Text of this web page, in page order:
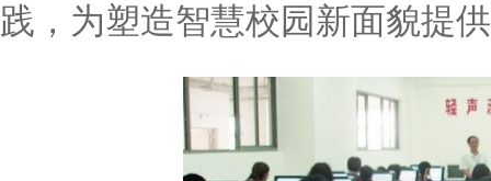
践，为塑造智慧校园新面貌提